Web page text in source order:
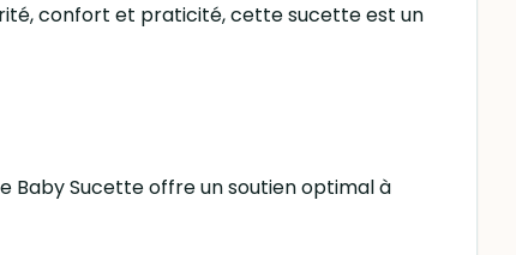
confort et praticité, cette sucette est un
Baby Sucette offre un soutien optimal à